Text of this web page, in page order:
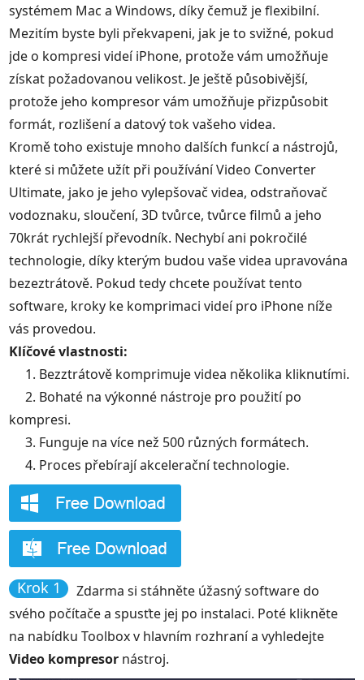
systémem Mac a Windows, díky čemuž je flexibilní.
Mezitím byste byli překvapeni, jak je to svižné, pokud
jde o kompresi videí iPhone, protože vám umožňuje
získat požadovanou velikost. Je ještě působivější,
protože jeho kompresor vám umožňuje přizpůsobit
formát, rozlišení a datový tok vašeho videa.
Kromě toho existuje mnoho dalších funkcí a nástrojů,
které si můžete užít při používání Video Converter
Ultimate, jako je jeho vylepšovač videa, odstraňovač
vodoznaku, sloučení, 3D tvůrce, tvůrce filmů a jeho
70krát rychlejší převodník. Nechybí ani pokročilé
technologie, díky kterým budou vaše videa upravována
bezeztrátově. Pokud tedy chcete používat tento
software, kroky ke komprimaci videí pro iPhone níže
vás provedou.
Klíčové vlastnosti:
1. Bezztrátově komprimuje videa několika kliknutími.
2. Bohaté na výkonné nástroje pro použití po
kompresi.
3. Funguje na více než 500 různých formátech.
4. Proces přebírají akcelerační technologie.
Krok 1
Zdarma si stáhněte úžasný software do
svého počítače a spusťte jej po instalaci. Poté klikněte
na nabídku Toolbox v hlavním rozhraní a vyhledejte
Video kompresor nástroj.